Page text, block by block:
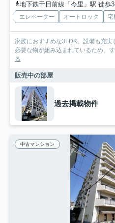
地下鉄千日前線「今里」駅 徒歩
エレベーター オートロック 宅
家族におすすめな3LDK。設備も充
必要な物が組み込まれているため、
る
販売中の部屋
過去掲載物件
中古マンション